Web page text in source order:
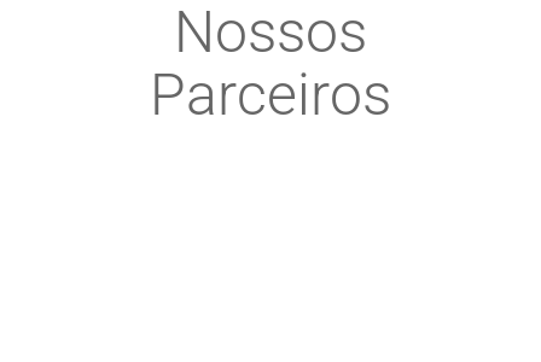
Nossos
Parceiros